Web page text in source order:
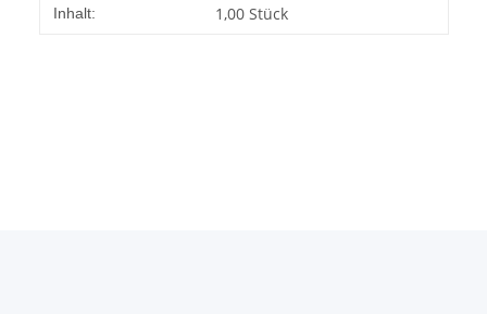
Inhalt: 1,00 Stück